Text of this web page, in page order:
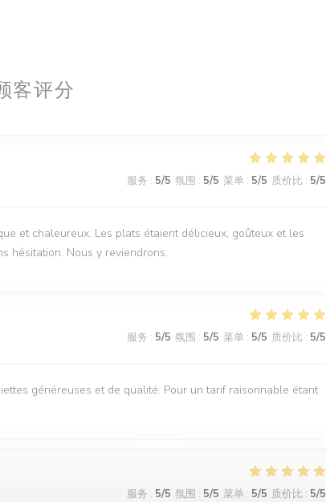
客评分
服务 : 5/5 氛围 : 5/5 菜单 : 5/5 质价比 : 5/5
et chaleureux. Les plats étaient délicieux, goûteux et les
hésitation. Nous y reviendrons.
服务 : 5/5 氛围 : 5/5 菜单 : 5/5 质价比 : 5/5
généreuses et de qualité. Pour un tarif raisonnable étant
服务 : 5/5 氛围 : 5/5 菜单 : 5/5 质价比 : 5/5